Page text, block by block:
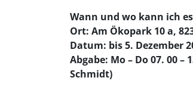
Wann und wo kann ich
Ort: Am Ökopark 10 a,
Datum: bis 5. Dezember
Abgabe: Mo – Do 07. 00 –
Schmidt)